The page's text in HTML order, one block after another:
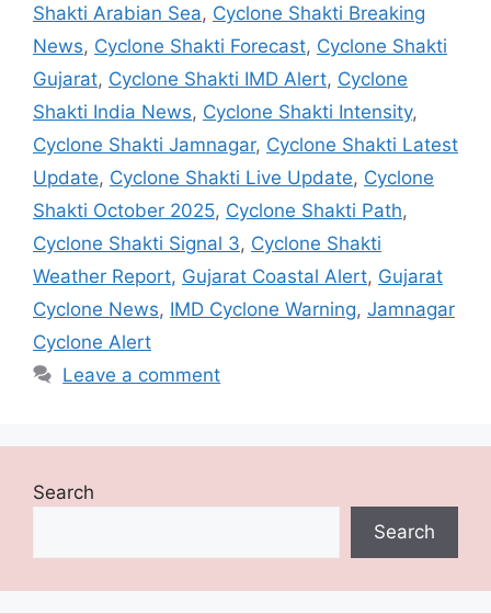
Shakti Arabian Sea, Cyclone Shakti Breaking
News, Cyclone Shakti Forecast, Cyclone Shakti
Gujarat, Cyclone Shakti IMD Alert, Cyclone
Shakti India News, Cyclone Shakti Intensity,
Cyclone Shakti Jamnagar, Cyclone Shakti Latest
Update, Cyclone Shakti Live Update, Cyclone
Shakti October 2025, Cyclone Shakti Path,
Cyclone Shakti Signal 3, Cyclone Shakti
Weather Report, Gujarat Coastal Alert, Gujarat
Cyclone News, IMD Cyclone Warning, Jamnagar
Cyclone Alert
Leave a comment
Search
Search